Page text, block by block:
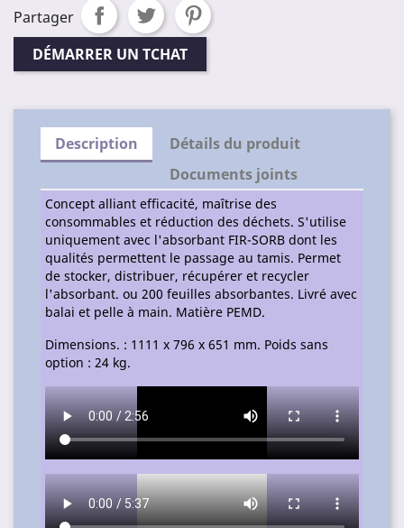
Partager
DÉMARRER UN TCHAT
Description
Détails du produit
Documents joints
Concept alliant efficacité, maîtrise des
consommables et réduction des déchets. S'utilise
uniquement avec l'absorbant FIR-SORB dont les
qualités permettent le passage au tamis. Permet
de stocker, distribuer, récupérer et recycler
l'absorbant. ou 200 feuilles absorbantes. Livré avec
balai et pelle à main. Matière PEMD.
Dimensions. : 1111 x 796 x 651 mm. Poids sans
option : 24 kg.